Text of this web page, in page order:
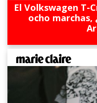
El Volkswagen T-
ocho marchas,